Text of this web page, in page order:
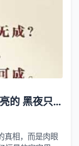
我们被眼睛骗了！宇宙其实是亮的 黑夜只是假象
真相，而是肉眼